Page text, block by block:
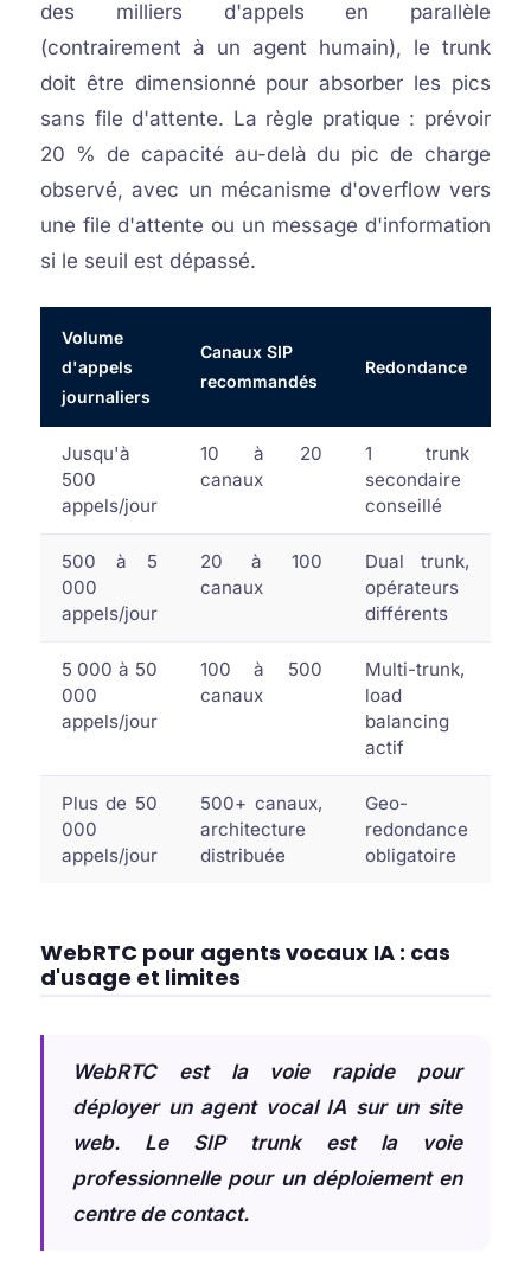
des milliers d'appels en parallèle
(contrairement à un agent humain), le trunk
doit être dimensionné pour absorber les pics
sans file d'attente. La règle pratique : prévoir
20 % de capacité au-delà du pic de charge
observé, avec un mécanisme d'overflow vers
une file d'attente ou un message d'information
si le seuil est dépassé.
Volume
d'appels
journaliers
Canaux SIP
recommandés
Redondance
Jusqu'à
500
appels/jour
10 à 20
canaux
1 trunk
secondaire
conseillé
500 à 5
000
appels/jour
20 à 100
canaux
Dual trunk,
opérateurs
différents
5 000 à 50
000
appels/jour
100 à 500
canaux
Multi-trunk,
load
balancing
actif
Plus de 50
000
appels/jour
500+ canaux,
architecture
distribuée
Geo-
redondance
obligatoire
WebRTC pour agents vocaux IA : cas
d'usage et limites
WebRTC est la voie rapide pour
déployer un agent vocal IA sur un site
web. Le SIP trunk est la voie
professionnelle pour un déploiement en
centre de contact.